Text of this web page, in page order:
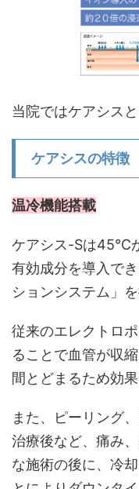
当院ではケアシス
ケアシスの特徴
温冷機能搭載
ケアシス-Sは45℃
有効成分を導入で
ションシステム」
従来のエレクトロ
ることで血管が収
間とどまるため効
また、ピーリング
治療後など、痛み
な施術の後に、冷